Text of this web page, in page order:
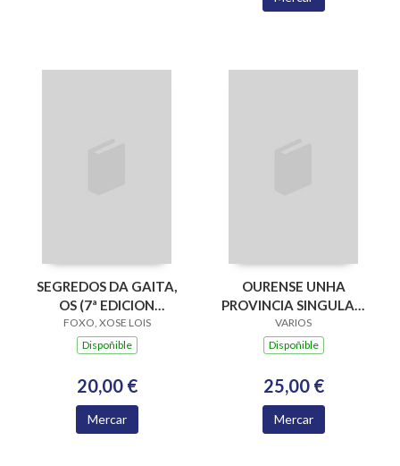
SEGREDOS DA GAITA,
OS (7ª EDICION
CORREXIDA E
AUMENTADA)
FOXO, XOSE LOIS
Dispoñible
20,00 €
Mercar
OURENSE UNHA
PROVINCIA SINGULAR,
ENIGMATICA E
SORPRENDENTE
VARIOS
Dispoñible
25,00 €
Mercar